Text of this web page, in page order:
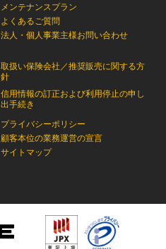
メンテナンスプラン
よくあるご質問
法人・個人事業主様お問い合わせ
取扱い保険会社／推奨販売に関する方
針
信用情報の訂正および利用停止の申し
出手続き
プライバシーポリシー
顧客本位の業務運営の宣言
サイトマップ